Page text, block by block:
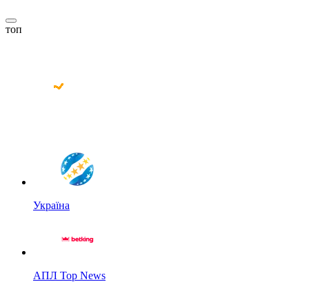
топ
Україна
АПЛ Top News